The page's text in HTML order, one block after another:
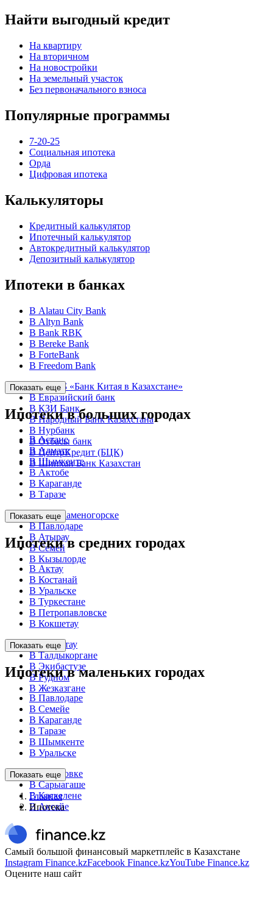
Найти выгодный кредит
На квартиру
На вторичном
На новостройки
На земельный участок
Без первоначального взноса
Популярные программы
7-20-25
Социальная ипотека
Орда
Цифровая ипотека
Калькуляторы
Кредитный калькулятор
Ипотечный калькулятор
Автокредитный калькулятор
Депозитный калькулятор
Ипотеки в банках
В Alatau City Bank
В Altyn Bank
В Bank RBK
В Bereke Bank
В ForteBank
В Freedom Bank
В АО ДБ «Банк Китая в Казахстане»
В Евразийский банк
В КЗИ Банк
В Народный Банк Казахстана
В Нурбанк
В Отбасы банк
В ЦентрКредит (БЦК)
В Шинхан Банк Казахстан
Показать еще
Ипотеки в больших городах
В Астане
В Алмате
В Шымкенте
В Актобе
В Караганде
В Таразе
В Усть-Каменогорске
В Павлодаре
В Атырау
В Семей
В Кызылорде
Показать еще
Ипотеки в средних городах
В Актау
В Костанай
В Уральске
В Туркестане
В Петропавловске
В Кокшетау
В Темиртау
В Талдыкоргане
В Экибастузе
В Рудном
В Жезказгане
Показать еще
Ипотеки в маленьких городах
В Павлодаре
В Семейе
В Караганде
В Таразе
В Шымкенте
В Уральске
В Секисовке
В Сарыагаше
В Каскелене
В Аксайе
Показать еще
Главная
Ипотека
Самый большой финансовый маркетплейс в Казахстане
Instagram Finance.kzFacebook Finance.kzYouTube Finance.kz
Оцените наш сайт